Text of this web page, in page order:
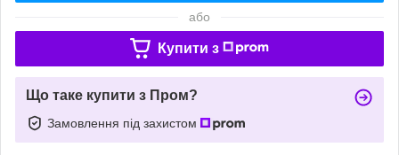
або
Купити з
Що таке купити з Пром?
Замовлення під захистом